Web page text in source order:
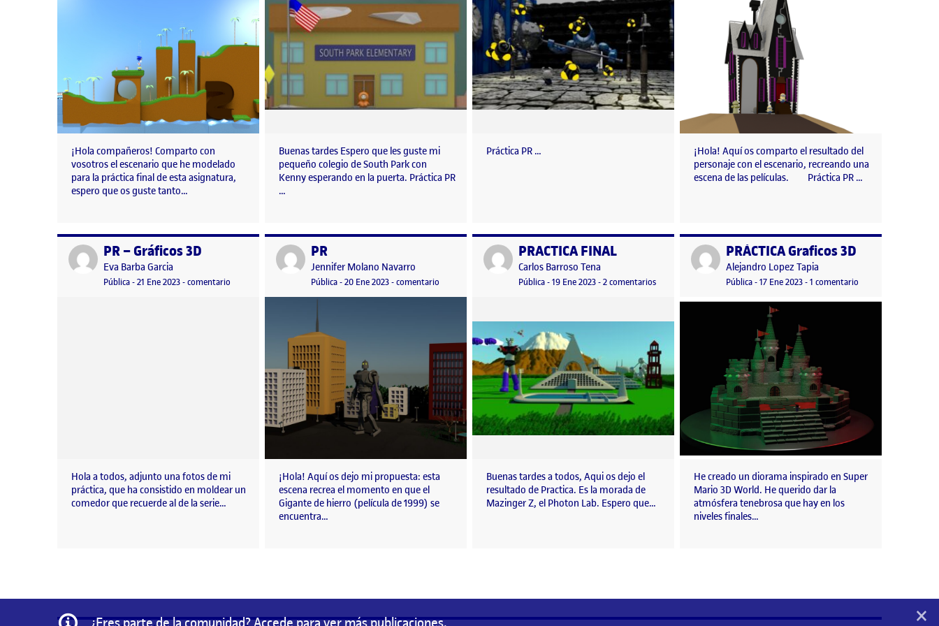
¡Hola compañeros! Comparto con
vosotros el escenario que he modelado
para la práctica final de esta asignatura,
espero que os guste tanto…
Buenas tardes Espero que les guste mi
pequeño colegio de South Park con
Kenny esperando en la puerta. Práctica PR
…
Práctica PR …
¡Hola! Aquí os comparto el resultado del
personaje con el escenario, recreando una
escena de las películas. Práctica PR …
Publicado porPR – Gráficos 3D
Publicado por
Eva Barba Garcia
Visibilidad:
Pública-Fecha de publicación
21 Ene 2023-comentario
Hola a todos, adjunto una fotos de mi
práctica, que ha consistido en moldear un
comedor que recuerde al de la serie…
Publicado por
PR
Publicado por
Jennifer Molano Navarro
Visibilidad:
Pública-Fecha de publicación
20 Ene 2023-comentario
¡Hola! Aquí os dejo mi propuesta: esta
escena recrea el momento en que el
Gigante de hierro (película de 1999) se
encuentra…
Publicado porPRACTICA FINAL
Publicado por
Carlos Barroso Tena
Visibilidad:
Pública-Fecha de publicación
19 Ene 2023-2 comentariosen PRACTICA FINAL
Buenas tardes a todos, Aqui os dejo el
resultado de Practica. Es la morada de
Mazinger Z, el Photon Lab. Espero que…
Publicado porPRÁCTICA Graficos 3D
Publicado por
Alejandro Lopez Tapia
Visibilidad:
Pública-Fecha de publicación
17 Ene 202317 enero, 2023 3:46 am
-1 comentario
He creado un diorama inspirado en Super
Mario 3D World. He querido dar la
atmósfera tenebrosa que hay en los
niveles finales…
Información ×